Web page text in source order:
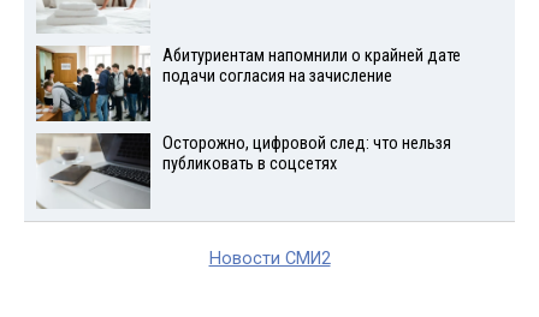
Абитуриентам напомнили о крайней дате
подачи согласия на зачисление
Осторожно, цифровой след: что нельзя
публиковать в соцсетях
Новости СМИ2